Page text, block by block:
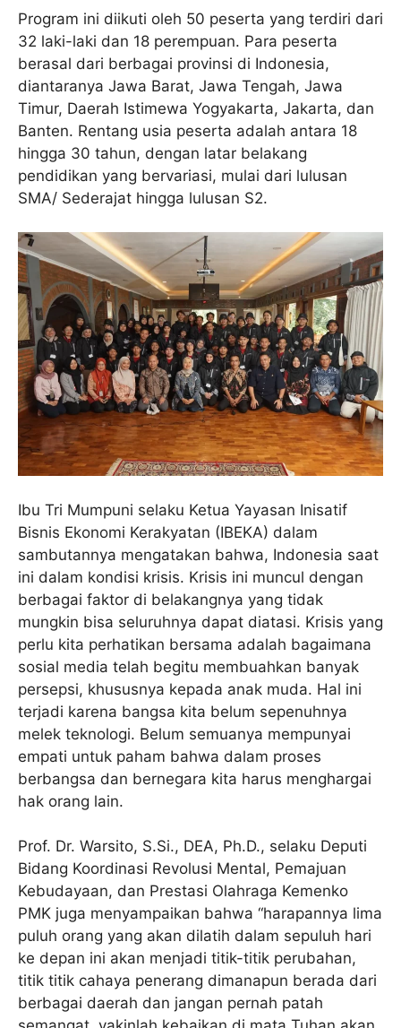
Program ini diikuti oleh 50 peserta yang terdiri dari
32 laki-laki dan 18 perempuan. Para peserta
berasal dari berbagai provinsi di Indonesia,
diantaranya Jawa Barat, Jawa Tengah, Jawa
Timur, Daerah Istimewa Yogyakarta, Jakarta, dan
Banten. Rentang usia peserta adalah antara 18
hingga 30 tahun, dengan latar belakang
pendidikan yang bervariasi, mulai dari lulusan
SMA/ Sederajat hingga lulusan S2.
Ibu Tri Mumpuni selaku Ketua Yayasan Inisatif
Bisnis Ekonomi Kerakyatan (IBEKA) dalam
sambutannya mengatakan bahwa, Indonesia saat
ini dalam kondisi krisis. Krisis ini muncul dengan
berbagai faktor di belakangnya yang tidak
mungkin bisa seluruhnya dapat diatasi. Krisis yang
perlu kita perhatikan bersama adalah bagaimana
sosial media telah begitu membuahkan banyak
persepsi, khususnya kepada anak muda. Hal ini
terjadi karena bangsa kita belum sepenuhnya
melek teknologi. Belum semuanya mempunyai
empati untuk paham bahwa dalam proses
berbangsa dan bernegara kita harus menghargai
hak orang lain.
Prof. Dr. Warsito, S.Si., DEA, Ph.D., selaku Deputi
Bidang Koordinasi Revolusi Mental, Pemajuan
Kebudayaan, dan Prestasi Olahraga Kemenko
PMK juga menyampaikan bahwa “harapannya lima
puluh orang yang akan dilatih dalam sepuluh hari
ke depan ini akan menjadi titik-titik perubahan,
titik titik cahaya penerang dimanapun berada dari
berbagai daerah dan jangan pernah patah